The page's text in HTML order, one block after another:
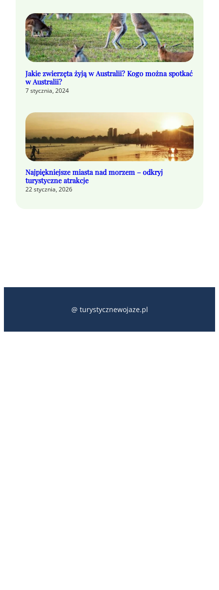
Jakie zwierzęta żyją w Australii? Kogo można spotkać
w Australii?
7 stycznia, 2024
Najpiękniejsze miasta nad morzem – odkryj
turystyczne atrakcje
22 stycznia, 2026
@ turystycznewojaze.pl